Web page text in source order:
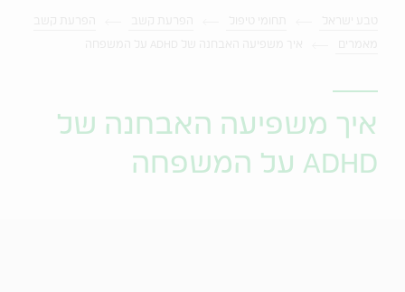
איך משפיעה האבחנה של
ADHD על המשפחה